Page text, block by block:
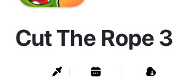
Cut The Rope 3